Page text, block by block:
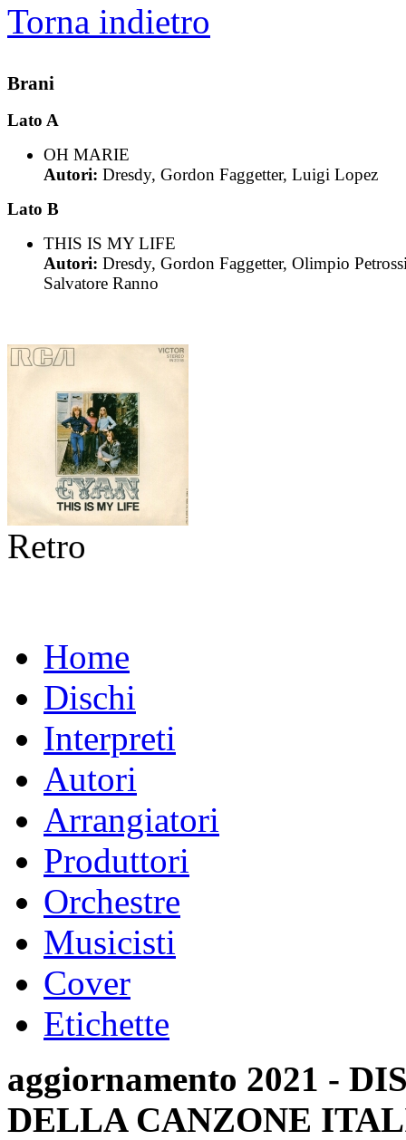
Torna indietro
Brani
Lato A
OH MARIE
Autori: Dresdy, Gordon Faggetter, Luigi Lopez
Lato B
THIS IS MY LIFE
Autori: Dresdy, Gordon Faggetter, Olimpio
Salvatore Ranno
Retro
Home
Dischi
Interpreti
Autori
Arrangiatori
Produttori
Orchestre
Musicisti
Cover
Etichette
aggiornamento 2021 -
DELLA CANZONE